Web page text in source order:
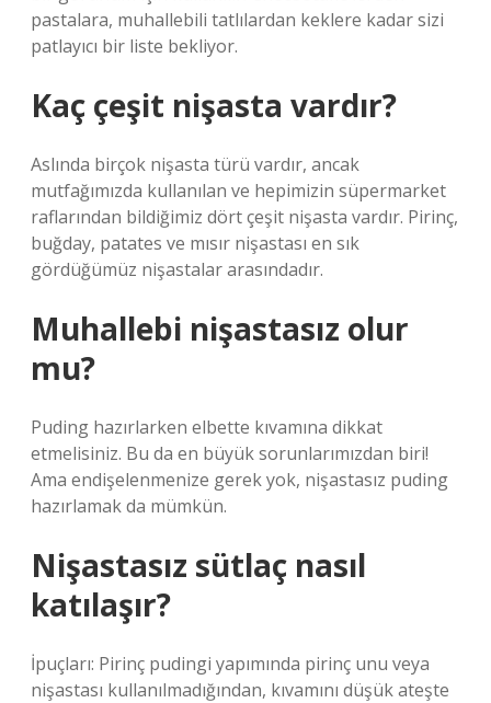
pastalara, muhallebili tatlılardan keklere kadar sizi
patlayıcı bir liste bekliyor.
Kaç çeşit nişasta vardır?
Aslında birçok nişasta türü vardır, ancak
mutfağımızda kullanılan ve hepimizin süpermarket
raflarından bildiğimiz dört çeşit nişasta vardır. Pirinç,
buğday, patates ve mısır nişastası en sık
gördüğümüz nişastalar arasındadır.
Muhallebi nişastasız olur
mu?
Puding hazırlarken elbette kıvamına dikkat
etmelisiniz. Bu da en büyük sorunlarımızdan biri!
Ama endişelenmenize gerek yok, nişastasız puding
hazırlamak da mümkün.
Nişastasız sütlaç nasıl
katılaşır?
İpuçları: Pirinç pudingi yapımında pirinç unu veya
nişastası kullanılmadığından, kıvamını düşük ateşte